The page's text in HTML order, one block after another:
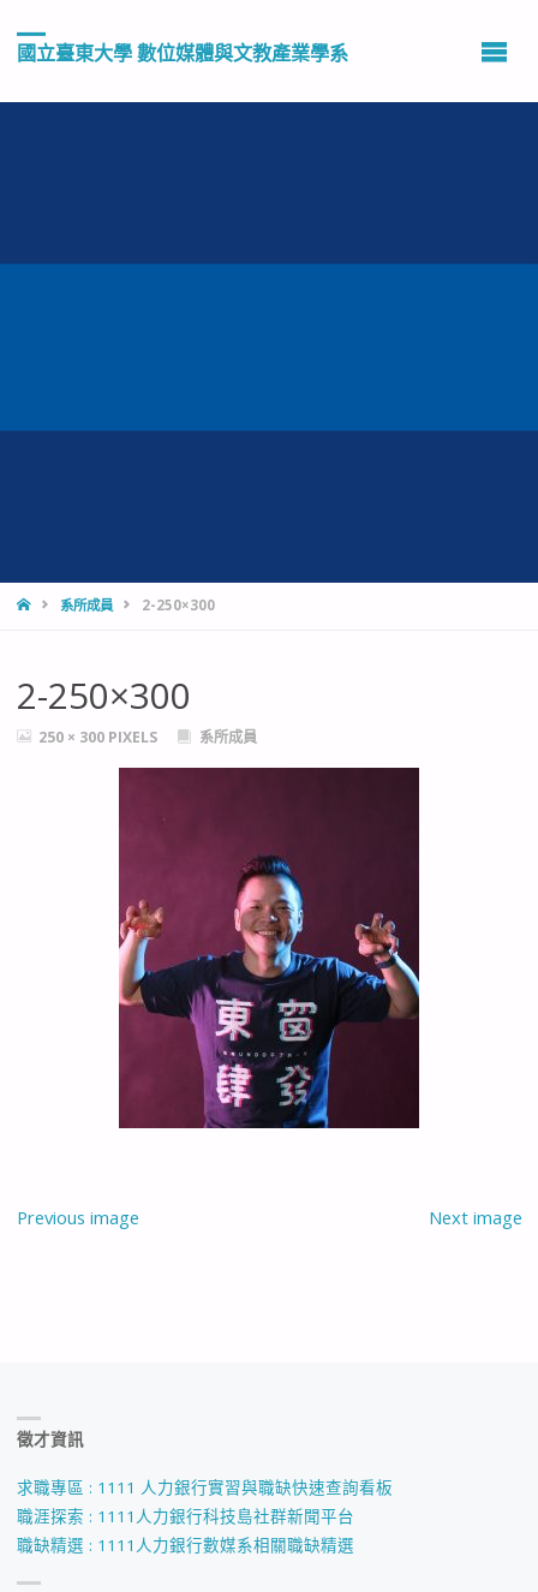
國立臺東大學 數位媒體與文教產業學系
HOME系所成員 2-250×300
2-250×300
FULL250 × 300 PIXELS 系所成員
Previous image Next image
徵才資訊
求職專區 : 1111 人力銀行實習與職缺快速查詢看板
職涯探索 : 1111人力銀行科技島社群新聞平台
職缺精選 : 1111人力銀行數媒系相關職缺精選